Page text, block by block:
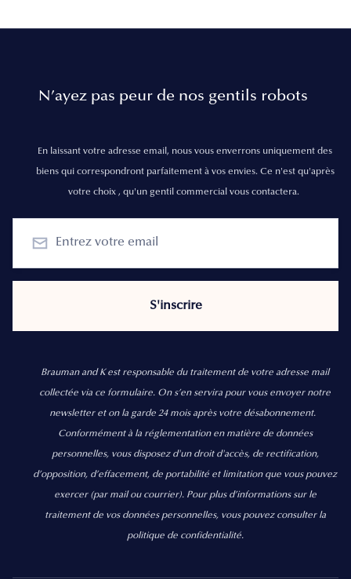
N’ayez pas peur de nos gentils robots
En laissant votre adresse email, nous vous enverrons uniquement des
biens qui correspondront parfaitement à vos envies. Ce n'est qu'après
votre choix , qu'un gentil commercial vous contactera.
Brauman and K est responsable du traitement de votre adresse mail
collectée via ce formulaire. On s’en servira pour vous envoyer notre
newsletter et on la garde 24 mois après votre désabonnement.
Conformément à la réglementation en matière de données
personnelles, vous disposez d'un droit d'accès, de rectification,
d’opposition, d’effacement, de portabilité et limitation que vous pouvez
exercer (par mail ou courrier). Pour plus d’informations sur le
traitement de vos données personnelles, vous pouvez consulter la
politique de confidentialité.